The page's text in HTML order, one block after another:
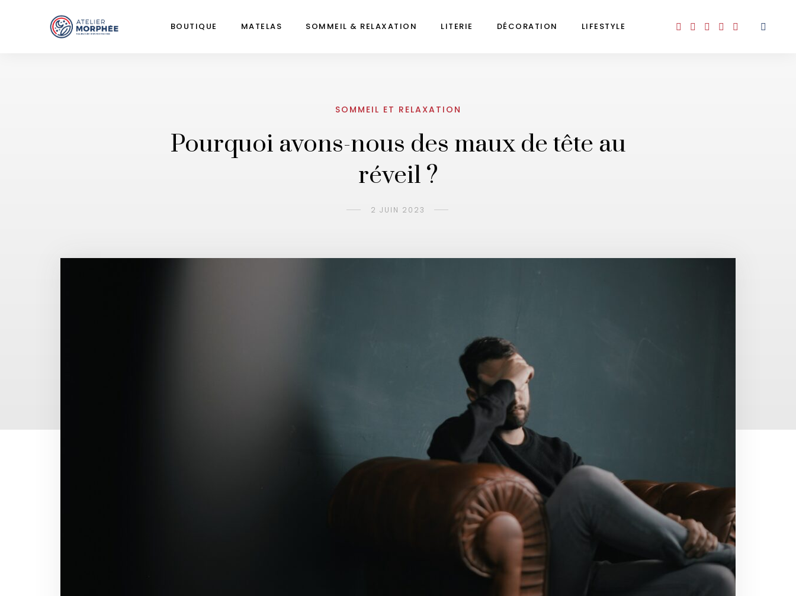
BOUTIQUE MATELAS SOMMEIL & RELAXATION LITERIE DÉCORATION LIFESTYLE
SOMMEIL ET RELAXATION
Pourquoi avons-nous des maux de tête au
réveil ?
2 JUIN 2023